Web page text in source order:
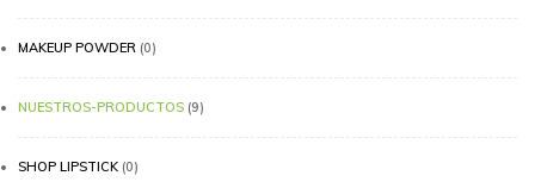
MAKEUP POWDER (0)
NUESTROS-PRODUCTOS (9)
SHOP LIPSTICK (0)